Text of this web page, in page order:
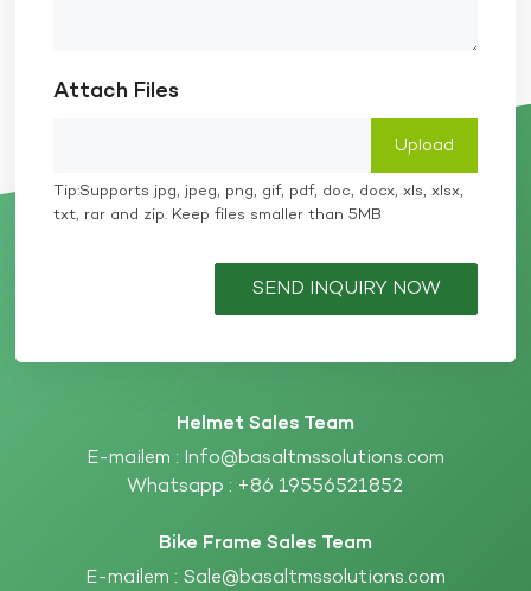
Attach Files
Tip:Supports jpg, jpeg, png, gif, pdf, doc, docx, xls, xlsx,
txt, rar and zip. Keep files smaller than 5MB
SEND INQUIRY NOW
Helmet Sales Team
E-mailem : Info@basaltmssolutions.com
Whatsapp : +86 19556521852
Bike Frame Sales Team
E-mailem : Sale@basaltmssolutions.com